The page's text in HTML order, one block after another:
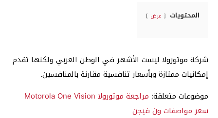
المحتويات عرض
شركة موتورولا ليست الأشهر في الوطن العربي ولكنها تقدم
إمكانيات ممتازة وبأسعار تنافسية مقارنة بالمنافسين.
موضوعات متعلقة:
مراجعة موتورولا Motorola One Vision
سعر مواصفات ون فيجن